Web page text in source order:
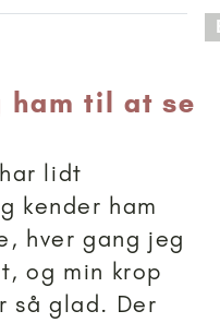
ham til at se
lidt
kender ham
hver gang jeg
og min krop
så glad. Der